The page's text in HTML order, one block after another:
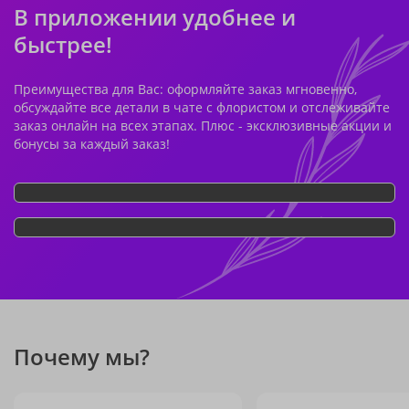
В приложении удобнее и
быстрее!
Преимущества для Вас: оформляйте заказ мгновенно,
обсуждайте все детали в чате с флористом и отслеживайте
заказ онлайн на всех этапах. Плюс - эксклюзивные акции и
бонусы за каждый заказ!
Почему мы?